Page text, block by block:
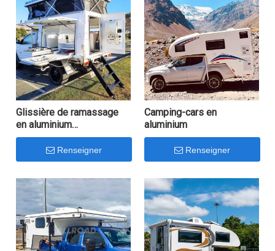
Glissière de ramassage
en aluminium
personnalisée sur la
norme australienne de
camping-car de camion
Renseigner
Camping-cars en
aluminium
Renseigner